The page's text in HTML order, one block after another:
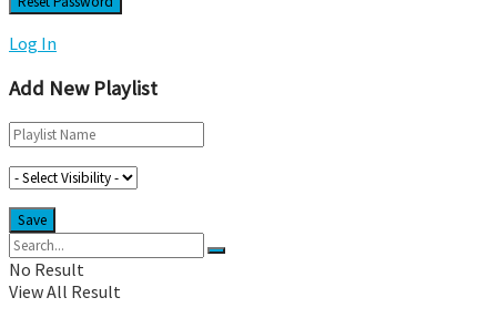
Log In
Add New Playlist
No Result
View All Result